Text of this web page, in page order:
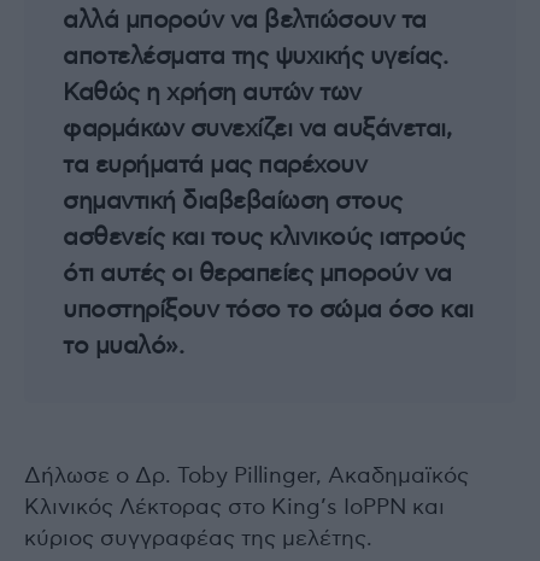
αλλά μπορούν να βελτιώσουν τα
αποτελέσματα της ψυχικής υγείας.
Καθώς η χρήση αυτών των
φαρμάκων συνεχίζει να αυξάνεται,
τα ευρήματά μας παρέχουν
σημαντική διαβεβαίωση στους
ασθενείς και τους κλινικούς ιατρούς
ότι αυτές οι θεραπείες μπορούν να
υποστηρίξουν τόσο το σώμα όσο και
το μυαλό».
Δήλωσε ο Δρ. Toby Pillinger, Ακαδημαϊκός
Κλινικός Λέκτορας στο King’s IoPPN και
κύριος συγγραφέας της μελέτης.